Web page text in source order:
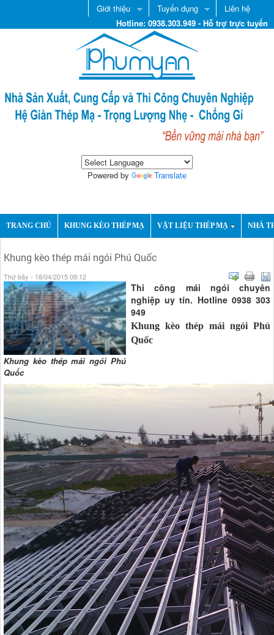
Giới thiệu Tuyển dụng
Liên hệ
Hotline: 0938.303.949 - Hỗ trợ trực tuyến
Powered by Translate
TRANG CHỦ KHUNG KÈO THÉP MẠ VẬT LIỆU THÉP MẠ NHÀ
Khung kèo thép mái ngói Phú Quốc
Thứ bảy - 18/04/2015 09:12
Khung kèo thép mái ngói Phú
Quốc
Thi công mái ngói chuyên
nghiệp uy tín. Hotline 0938 303
949
Khung kèo thép mái ngói Phú
Quốc